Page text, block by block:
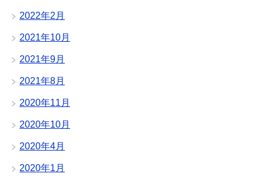
2022年2月
2021年10月
2021年9月
2021年8月
2020年11月
2020年10月
2020年4月
2020年1月